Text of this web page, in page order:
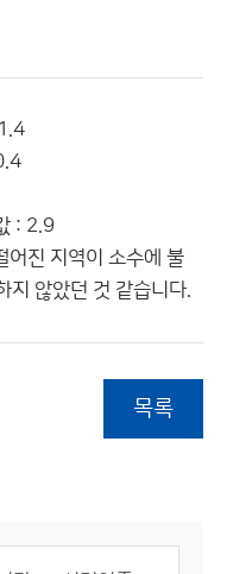
: 2.9
어진 지역이 소수에 불
지 않았던 것 같습니다.
목록